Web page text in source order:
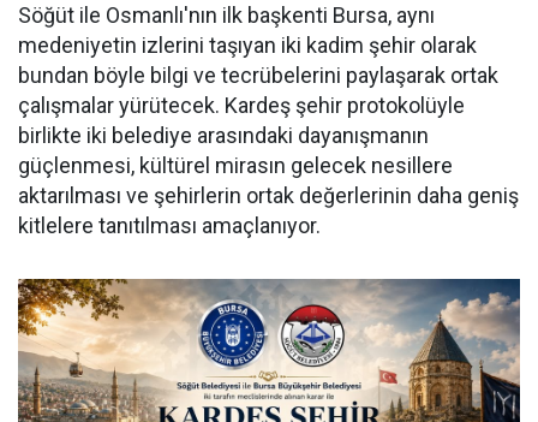
Söğüt ile Osmanlı'nın ilk başkenti Bursa, aynı
medeniyetin izlerini taşıyan iki kadim şehir olarak
bundan böyle bilgi ve tecrübelerini paylaşarak ortak
çalışmalar yürütecek. Kardeş şehir protokolüyle
birlikte iki belediye arasındaki dayanışmanın
güçlenmesi, kültürel mirasın gelecek nesillere
aktarılması ve şehirlerin ortak değerlerinin daha geniş
kitlelere tanıtılması amaçlanıyor.